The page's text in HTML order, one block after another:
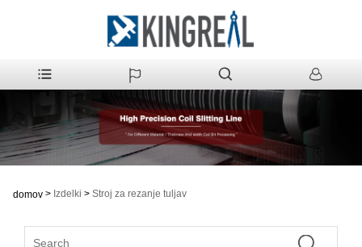
domov > Izdelki > Stroj za rezanje tuljav